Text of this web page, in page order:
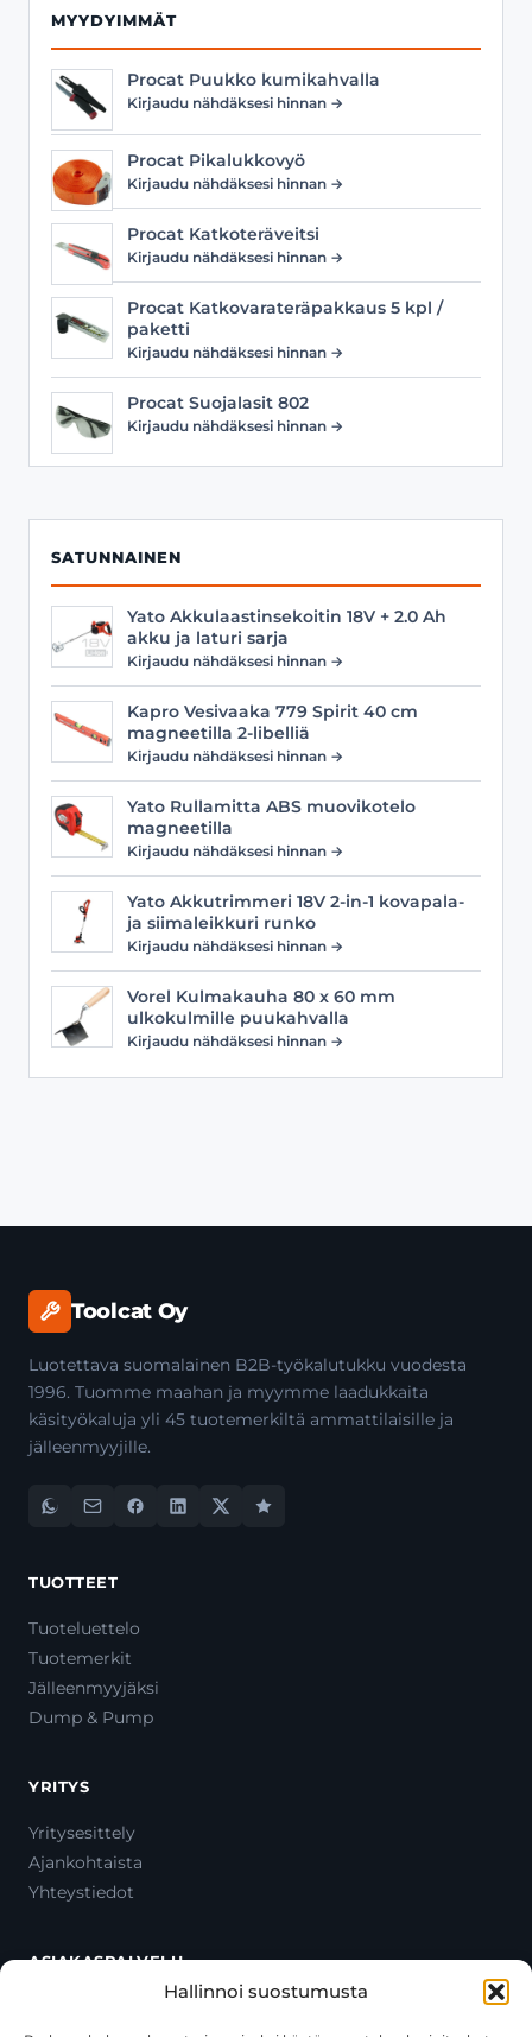
Hallinnoi suostumusta
MYYDYIMMÄT
Procat Puukko kumikahvalla
Kirjaudu nähdäksesi hinnan →
Procat Pikalukkovyö
Kirjaudu nähdäksesi hinnan →
Procat Katkoteräveitsi
Kirjaudu nähdäksesi hinnan →
Procat Katkovarateräpakkaus 5 kpl /
paketti
Kirjaudu nähdäksesi hinnan →
Procat Suojalasit 802
Kirjaudu nähdäksesi hinnan →
SATUNNAINEN
Yato Akkulaastinsekoitin 18V + 2.0 Ah
akku ja laturi sarja
Kirjaudu nähdäksesi hinnan →
Kapro Vesivaaka 779 Spirit 40 cm
magneetilla 2-libelliä
Kirjaudu nähdäksesi hinnan →
Yato Rullamitta ABS muovikotelo
magneetilla
Kirjaudu nähdäksesi hinnan →
Yato Akkutrimmeri 18V 2-in-1 kovapala-
ja siimaleikkuri runko
Kirjaudu nähdäksesi hinnan →
Vorel Kulmakauha 80 x 60 mm
ulkokulmille puukahvalla
Kirjaudu nähdäksesi hinnan →
Toolcat Oy
Luotettava suomalainen B2B-työkalutukku vuodesta
1996. Tuomme maahan ja myymme laadukkaita
käsityökaluja yli 45 tuotemerkiltä ammattilaisille ja
jälleenmyyjille.
TUOTTEET
Tuoteluettelo
Tuotemerkit
Jälleenmyyjäksi
Dump & Pump
YRITYS
Yritysesittely
Ajankohtaista
Yhteystiedot
ASIAKASPALVELU